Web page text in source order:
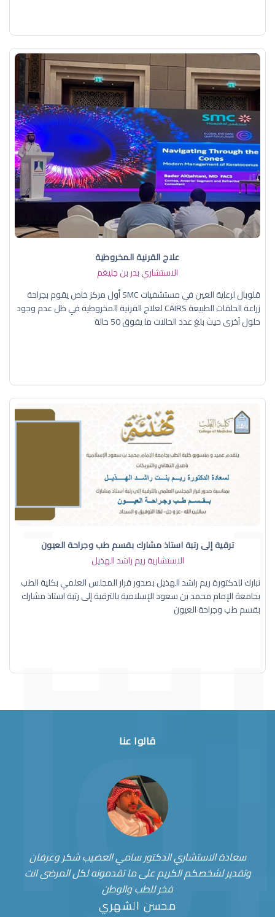
علاج القرنية المخروطية
الاستشاري بدر بن جليغم
قلوبال لرعاية العين في مستشفيات SMC أول مركز خاص يقوم بجراحة
زراعة الحلقات الطبيعة CAIRS لعلاج القرنية المخروطية في ظل عدم وجود
حلول آخرى حيث بلغ عدد الحالات ما يفوق 50 حالة
ترقية إلى رتبة استاذ مشارك بقسم طب وجراحة العيون
الاستشارية ريم راشد الهذيل
نبارك للدكتورة ريم راشد الهذيل بصدور قرار المجلس العلمي بكلية الطب
بجامعة الإمام محمد بن سعود الإسلامية بالترقية إلى رتبة استاذ مشارك
بقسم طب وجراحة العيون
قالوا عنا
سعادة الاستشاري الدكتور سامي العضيب شكر وعرفان
وتقدير لشخصكم الكريم على ما تقدمونه لكل المرضى انت
فخر للطب والوطن
محسن الشهري